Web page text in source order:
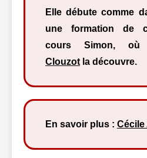
Elle débute comme
une formation de
cours Simon,
Clouzot la découvre.
En savoir plus :